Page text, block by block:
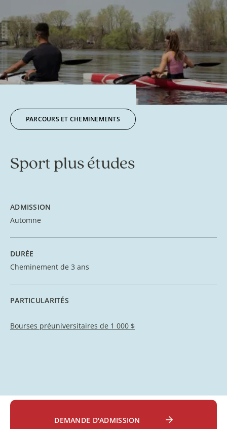
PARCOURS ET CHEMINEMENTS
Sport plus études
ADMISSION
Automne
DURÉE
Cheminement de 3 ans
PARTICULARITÉS
Bourses préuniversitaires de 1 000 $
DEMANDE D'ADMISSION